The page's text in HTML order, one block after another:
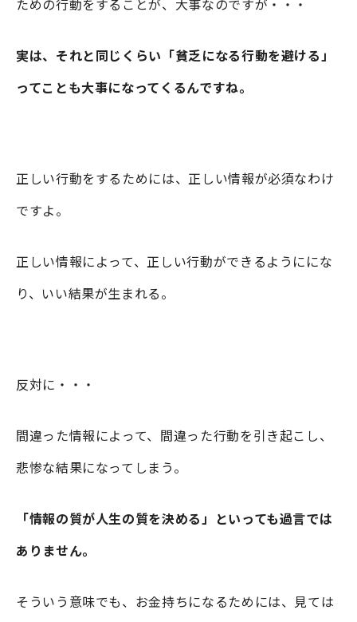
ための行動をすることが、大事なのですが・・・
実は、それと同じくらい「貧乏になる行動を避ける」
ってことも大事になってくるんですね。
正しい行動をするためには、正しい情報が必須なわけ
ですよ。
正しい情報によって、正しい行動ができるようににな
り、いい結果が生まれる。
反対に・・・
間違った情報によって、間違った行動を引き起こし、
悲惨な結果になってしまう。
「情報の質が人生の質を決める」といっても過言では
ありません。
そういう意味でも、お金持ちになるためには、見ては